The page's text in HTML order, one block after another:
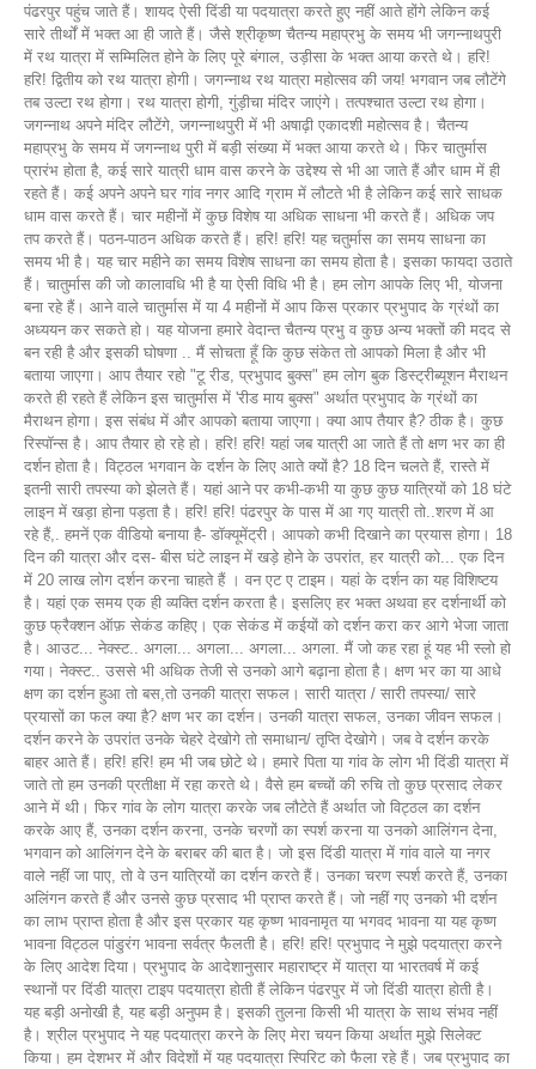
पंढरपुर पहुंच जाते हैं। शायद ऐसी दिंडी या पदयात्रा करते हुए नहीं आते होंगे लेकिन कई
सारे तीर्थों में भक्त आ ही जाते हैं। जैसे श्रीकृष्ण चैतन्य महाप्रभु के समय भी जगन्नाथपुरी
में रथ यात्रा में सम्मिलित होने के लिए पूरे बंगाल, उड़ीसा के भक्त आया करते थे। हरि!
हरि! द्वितीय को रथ यात्रा होगी। जगन्नाथ रथ यात्रा महोत्सव की जय! भगवान जब लौटेंगे
तब उल्टा रथ होगा। रथ यात्रा होगी, गुंड़ीचा मंदिर जाएंगे। तत्पश्चात उल्टा रथ होगा।
जगन्नाथ अपने मंदिर लौटेंगे, जगन्नाथपुरी में भी अषाढ़ी एकादशी महोत्सव है। चैतन्य
महाप्रभु के समय में जगन्नाथ पुरी में बड़ी संख्या में भक्त आया करते थे। फिर चातुर्मास
प्रारंभ होता है, कई सारे यात्री धाम वास करने के उद्देश्य से भी आ जाते हैं और धाम में ही
रहते हैं। कई अपने अपने घर गांव नगर आदि ग्राम में लौटते भी है लेकिन कई सारे साधक
धाम वास करते हैं। चार महीनों में कुछ विशेष या अधिक साधना भी करते हैं। अधिक जप
तप करते हैं। पठन-पाठन अधिक करते हैं। हरि! हरि! यह चतुर्मास का समय साधना का
समय भी है। यह चार महीने का समय विशेष साधना का समय होता है। इसका फायदा उठाते
हैं। चातुर्मास की जो कालावधि भी है या ऐसी विधि भी है। हम लोग आपके लिए भी, योजना
बना रहे हैं। आने वाले चातुर्मास में या 4 महीनों में आप किस प्रकार प्रभुपाद के ग्रंथों का
अध्ययन कर सकते हो। यह योजना हमारे वेदान्त चैतन्य प्रभु व कुछ अन्य भक्तों की मदद से
बन रही है और इसकी घोषणा .. मैं सोचता हूँ कि कुछ संकेत तो आपको मिला है और भी
बताया जाएगा। आप तैयार रहो "टू रीड, प्रभुपाद बुक्स" हम लोग बुक डिस्ट्रीब्यूशन मैराथन
करते ही रहते हैं लेकिन इस चातुर्मास में 'रीड माय बुक्स" अर्थात प्रभुपाद के ग्रंथों का
मैराथन होगा। इस संबंध में और आपको बताया जाएगा। क्या आप तैयार है? ठीक है। कुछ
रिस्पॉन्स है। आप तैयार हो रहे हो। हरि! हरि! यहां जब यात्री आ जाते हैं तो क्षण भर का ही
दर्शन होता है। विट्ठल भगवान के दर्शन के लिए आते क्यों है? 18 दिन चलते हैं, रास्ते में
इतनी सारी तपस्या को झेलते हैं। यहां आने पर कभी-कभी या कुछ कुछ यात्रियों को 18 घंटे
लाइन में खड़ा होना पड़ता है। हरि! हरि! पंढरपुर के पास में आ गए यात्री तो..शरण में आ
रहे हैं,. हमनें एक वीडियो बनाया है- डॉक्यूमेंट्री। आपको कभी दिखाने का प्रयास होगा। 18
दिन की यात्रा और दस- बीस घंटे लाइन में खड़े होने के उपरांत, हर यात्री को... एक दिन
में 20 लाख लोग दर्शन करना चाहते हैं । वन एट ए टाइम। यहां के दर्शन का यह विशिष्टय
है। यहां एक समय एक ही व्यक्ति दर्शन करता है। इसलिए हर भक्त अथवा हर दर्शनार्थी को
कुछ फ्रैक्शन ऑफ़ सेकंड कहिए। एक सेकंड में कईयों को दर्शन करा कर आगे भेजा जाता
है। आउट... नेक्स्ट.. अगला... अगला... अगला... अगला. मैं जो कह रहा हूं यह भी स्लो हो
गया। नेक्स्ट.. उससे भी अधिक तेजी से उनको आगे बढ़ाना होता है। क्षण भर का या आधे
क्षण का दर्शन हुआ तो बस,तो उनकी यात्रा सफल। सारी यात्रा / सारी तपस्या/ सारे
प्रयासों का फल क्या है? क्षण भर का दर्शन। उनकी यात्रा सफल, उनका जीवन सफल।
दर्शन करने के उपरांत उनके चेहरे देखोगे तो समाधान/ तृप्ति देखोगे। जब वे दर्शन करके
बाहर आते हैं। हरि! हरि! हम भी जब छोटे थे। हमारे पिता या गांव के लोग भी दिंडी यात्रा में
जाते तो हम उनकी प्रतीक्षा में रहा करते थे। वैसे हम बच्चों की रुचि तो कुछ प्रसाद लेकर
आने में थी। फिर गांव के लोग यात्रा करके जब लौटेते हैं अर्थात जो विट्ठल का दर्शन
करके आए हैं, उनका दर्शन करना, उनके चरणों का स्पर्श करना या उनको आलिंगन देना,
भगवान को आलिंगन देने के बराबर की बात है। जो इस दिंडी यात्रा में गांव वाले या नगर
वाले नहीं जा पाए, तो वे उन यात्रियों का दर्शन करते हैं। उनका चरण स्पर्श करते हैं, उनका
अलिंगन करते हैं और उनसे कुछ प्रसाद भी प्राप्त करते हैं। जो नहीं गए उनको भी दर्शन
का लाभ प्राप्त होता है और इस प्रकार यह कृष्ण भावनामृत या भगवद भावना या यह कृष्ण
भावना विट्ठल पांडुरंग भावना सर्वत्र फैलती है। हरि! हरि! प्रभुपाद ने मुझे पदयात्रा करने
के लिए आदेश दिया। प्रभुपाद के आदेशानुसार महाराष्ट्र में यात्रा या भारतवर्ष में कई
स्थानों पर दिंडी यात्रा टाइप पदयात्रा होती हैं लेकिन पंढरपुर में जो दिंडी यात्रा होती है।
यह बड़ी अनोखी है, यह बड़ी अनुपम है। इसकी तुलना किसी भी यात्रा के साथ संभव नहीं
है। श्रील प्रभुपाद ने यह पदयात्रा करने के लिए मेरा चयन किया अर्थात मुझे सिलेक्ट
किया। हम देशभर में और विदेशों में यह पदयात्रा स्पिरिट को फैला रहे हैं। जब प्रभुपाद का